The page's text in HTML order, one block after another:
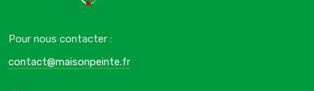
Pour nous contacter :
contact@maisonpeinte.fr